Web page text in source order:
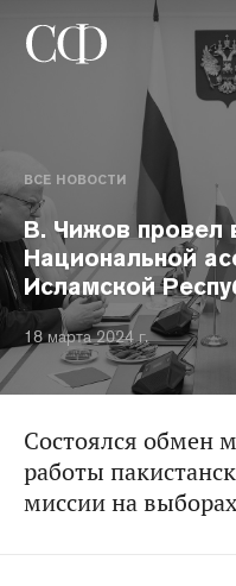
ВСЕ НОВОСТИ
В. Чижов провел
Национальной
Исламской
18 марта 2024 г.
Состоялся обмен
работы
миссии на